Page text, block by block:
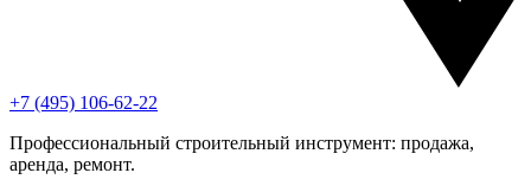
+7 (495) 106-62-22
Профессиональный строительный инструмент: продажа,
аренда, ремонт.